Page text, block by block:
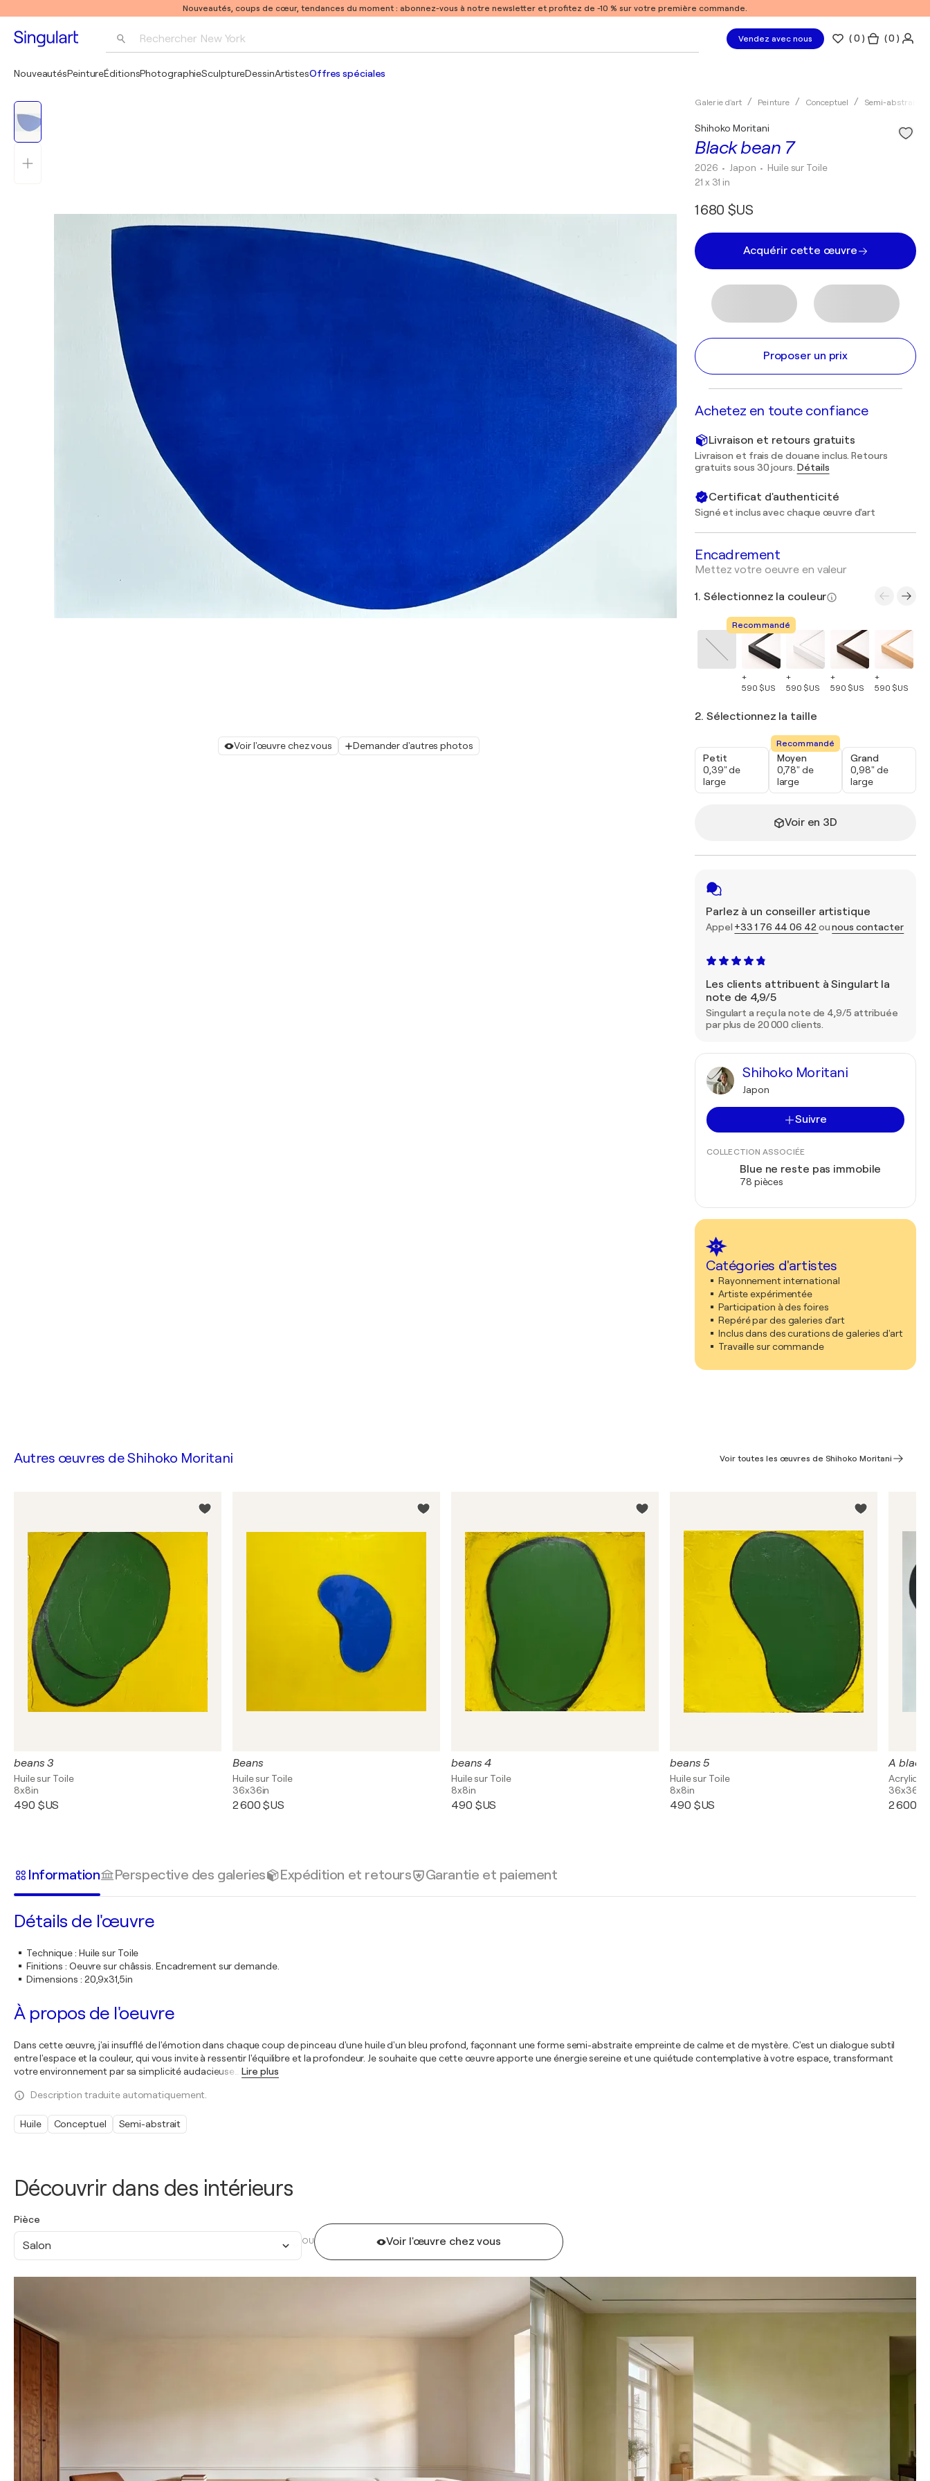
Nouveautés, coups de cœur, tendances du moment : abonnez-vous à notre newsletter et profitez de -10 % sur votre première commande.
Rechercher New York Vendez avec nous (0 ) ( 0 )
NouveautésPeintureÉditionsPhotographieSculptureDessinArtistesOffres spéciales
Voir l'œuvre chez vous Demander d'autres photos
Galerie d'art Peinture Conceptuel Semi-abstrait
Black bean 7
Shihoko Moritani
2026 • Japon • Huile sur Toile
21 x 31 in
1 680 $US
Acquérir cette œuvre
Proposer un prix
Achetez en toute confiance
Livraison et retours gratuits
Livraison et frais de douane inclus. Retours
gratuits sous 30 jours. Détails
Certificat d'authenticité
Signé et inclus avec chaque œuvre d'art
Encadrement
Mettez votre oeuvre en valeur
1. Sélectionnez la couleur
Recommandé
+
590 $US
+
590 $US
+
590 $US
+
590 $US
2. Sélectionnez la taille
Petit
0,39" de
large
Recommandé
Moyen
0,78" de
large
Grand
0,98" de
large
Voir en 3D
Parlez à un conseiller artistique
Appel +33 1 76 44 06 42 ounous contacter
Les clients attribuent à Singulart la
note de 4,9/5
Singulart a reçu la note de 4,9/5 attribuée
par plus de 20 000 clients.
Shihoko Moritani
Japon
Suivre
COLLECTION ASSOCIÉE
Blue ne reste pas immobile
78 pièces
Catégories d'artistes
Rayonnement international
Artiste expérimentée
Participation à des foires
Repéré par des galeries d'art
Inclus dans des curations de galeries d'art
Travaille sur commande
Découvrir dans des intérieurs
Pièce
Salon OU Voir l'œuvre chez vous
Autres œuvres deShihoko Moritani Voir toutes les œuvres de Shihoko Moritani
beans 3
Huile sur Toile
8x8in
490 $US
Beans
Huile sur Toile
36x36in
2 600 $US
beans 4
Huile sur Toile
8x8in
490 $US
beans 5
Huile sur Toile
8x8in
490 $US
A black
36x36in
2 600
Information Perspective des galeries Expédition et retours Garantie et paiement
Détails de l'œuvre
Technique: Huile sur Toile
Finitions : Oeuvre sur châssis. Encadrement sur demande.
Dimensions : 20,9x31,5in
À propos de l'oeuvre
Dans cette œuvre, j'ai insufflé de l'émotion dans chaque coup de pinceau d'une huile d'un bleu profond, façonnant une forme semi-abstraite empreinte de calme et de mystère. C'est un dialogue subtil
entre l'espace et la couleur, qui vous invite à ressentir l'équilibre et la profondeur. Je souhaite que cette œuvre apporte une énergie sereine et une quiétude contemplative à votre espace, transformant
votre environnement par sa simplicité audacieuse
Lire plus
Description traduite automatiquement.
Huile Conceptuel Semi-abstrait